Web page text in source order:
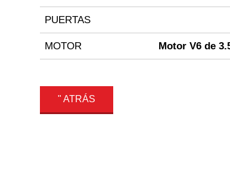
PUERTAS
MOTOR Motor V6 de
" ATRÁS